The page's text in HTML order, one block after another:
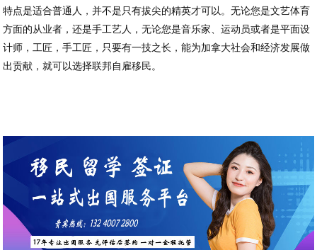
特点是适合普通人，并不是只有拔尖的精英才可以。无论您是文艺体育
方面的从业者，还是手工艺人，无论您是音乐家、运动员或者是平面设
计师，工匠，手工匠，只要有一技之长，能为加拿大社会和经济发展做
出贡献，就可以选择联邦自雇移民。